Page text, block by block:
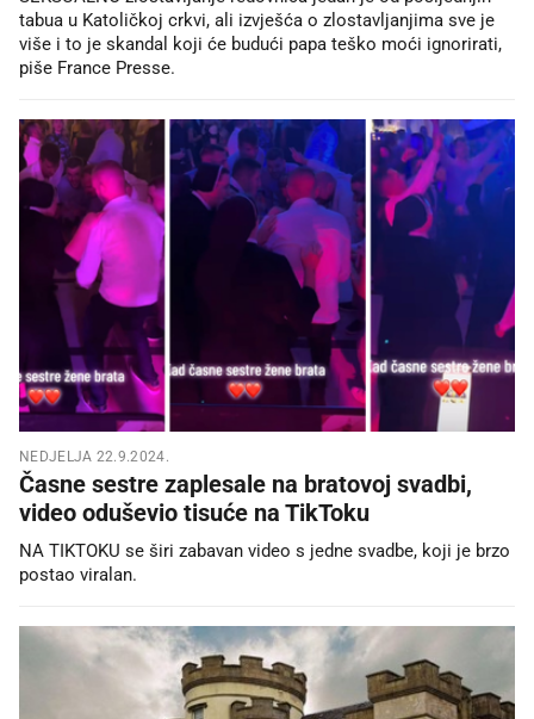
tabua u Katoličkoj crkvi, ali izvješća o zlostavljanjima sve je
više i to je skandal koji će budući papa teško moći ignorirati,
piše France Presse.
NEDJELJA 22.9.2024.
Časne sestre zaplesale na bratovoj svadbi,
video oduševio tisuće na TikToku
NA TIKTOKU se širi zabavan video s jedne svadbe, koji je brzo
postao viralan.